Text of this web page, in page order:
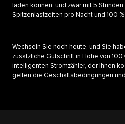
laden können, und zwar mit 5
Spitzenlastzeiten pro Nacht und 100
Wechseln Sie noch heute, und Sie
zusätzliche Gutschrift in Höhe von
intelligenten Stromzähler, der Ihnen
gelten die Geschäftsbedingungen